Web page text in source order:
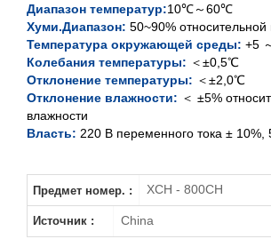
Диапазон температур:10℃～60℃
Хуми.Диапазон: 50~90% относительной
Температура окружающей среды: +5
Колебания температуры: ＜±0,5℃
Отклонение температуры: ＜±2,0℃
Отклонение влажности: ＜ ±5%
влажности
Власть: 220 В переменного тока ± 10%,
Предмет номер. : XCH - 800CH
Источник : China